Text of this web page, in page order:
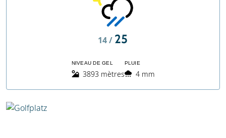
14 / 25
NIVEAU DE GEL
3893 mètres
PLUIE
4 mm